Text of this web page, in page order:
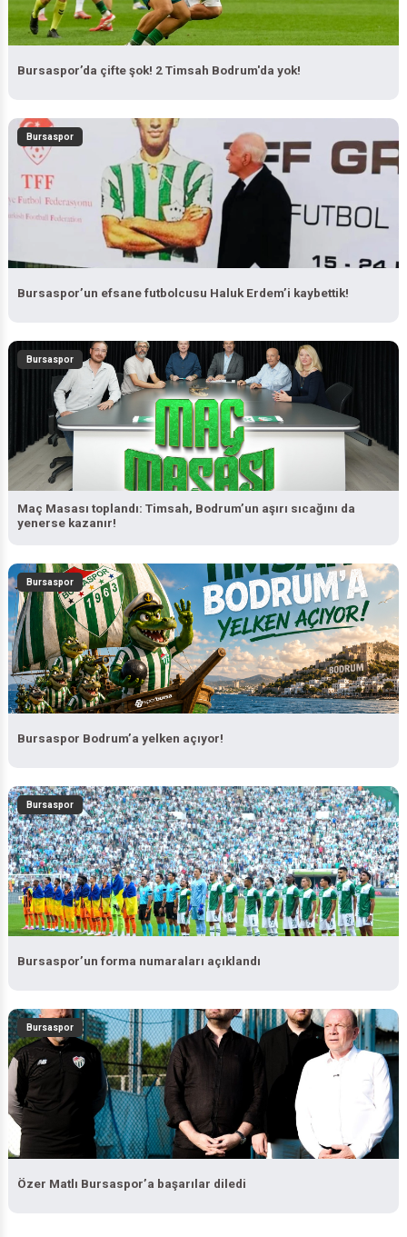
Bursaspor’da çifte şok! 2 Timsah Bodrum'da yok!
Bursaspor
Bursaspor’un efsane futbolcusu Haluk Erdem’i kaybettik!
Bursaspor
Maç Masası toplandı: Timsah, Bodrum’un aşırı sıcağını da
yenerse kazanır!
Bursaspor
Bursaspor Bodrum’a yelken açıyor!
Bursaspor
Bursaspor’un forma numaraları açıklandı
Bursaspor
Özer Matlı Bursaspor’a başarılar diledi